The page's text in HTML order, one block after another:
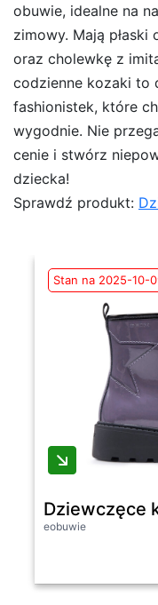
obuwie, idealne na
zimowy. Mają płaski
oraz cholewkę z
codzienne kozaki to
fashionistek, które
wygodnie. Nie
cenie i stwórz
dziecka!
Sprawdź produkt:
Stan na 2025-10-
Dziewczęce
eobuwie